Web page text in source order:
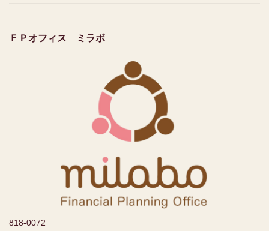
ＦＰオフィス ミラボ
818-0072